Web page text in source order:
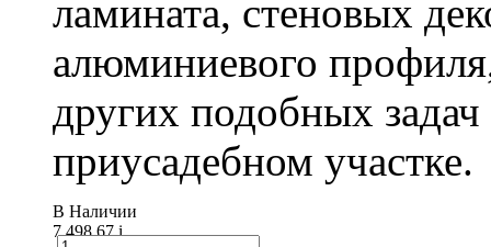
ламината, стеновых
алюминиевого
других подобных
приусадебном участке.
В Наличии
7 498.67i